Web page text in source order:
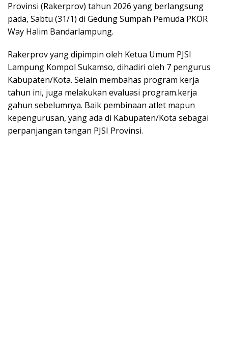
Provinsi (Rakerprov) tahun 2026 yang berlangsung
pada, Sabtu (31/1) di Gedung Sumpah Pemuda PKOR
Way Halim Bandarlampung.
Rakerprov yang dipimpin oleh Ketua Umum PJSI
Lampung Kompol Sukamso, dihadiri oleh 7 pengurus
Kabupaten/Kota. Selain membahas program kerja
tahun ini, juga melakukan evaluasi program.kerja
gahun sebelumnya. Baik pembinaan atlet mapun
kepengurusan, yang ada di Kabupaten/Kota sebagai
perpanjangan tangan PJSI Provinsi.